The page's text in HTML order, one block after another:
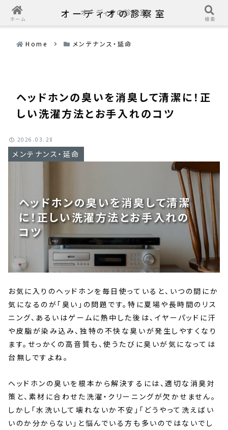
オーディオの診察室
Home メンテナンス・延命
ヘッドホンの臭いを消臭して清潔に！正
しい洗濯方法とお手入れのコツ
ヘッドホンの臭いを消臭して清潔
に！正しい洗濯方法とお手入れの
コツ
メンテナンス・延命
2026.03.28
お気に入りのヘッドホンを毎日使っていると、いつの間にか
気になるのが「臭い」の問題です。特に夏場や長時間のリス
ニング、あるいはゲームに熱中した後は、イヤーパッドに汗
や皮脂が染み込み、独特の不快な臭いが発生しやすくなり
ます。せっかくの高音質も、使うたびに臭いが気になっては
台無しですよね。
ヘッドホンの臭いを根本から解決するには、適切な消臭対
策と、素材に合わせた洗濯・クリーニングが欠かせません。
しかし「水洗いして壊れないか不安」「どうやって洗えばい
いのか分からない」と悩んでいる方も多いのではないでし
ホーム
オーディオの診察室
検索